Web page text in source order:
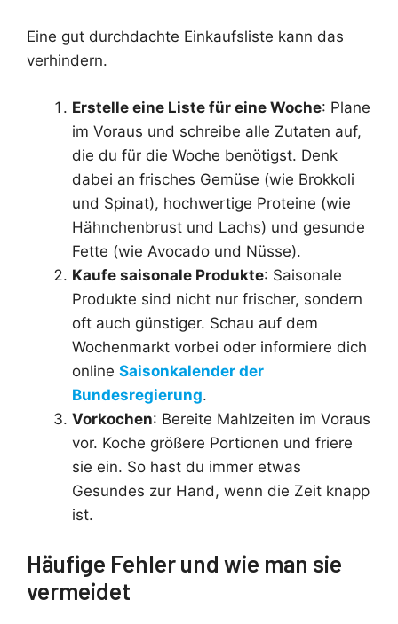
Eine gut durchdachte Einkaufsliste kann das
verhindern.
Erstelle eine Liste für eine Woche: Plane
im Voraus und schreibe alle Zutaten auf,
die du für die Woche benötigst. Denk
dabei an frisches Gemüse (wie Brokkoli
und Spinat), hochwertige Proteine (wie
Hähnchenbrust und Lachs) und gesunde
Fette (wie Avocado und Nüsse).
Kaufe saisonale Produkte: Saisonale
Produkte sind nicht nur frischer, sondern
oft auch günstiger. Schau auf dem
Wochenmarkt vorbei oder informiere dich
online Saisonkalender der
Bundesregierung.
Vorkochen: Bereite Mahlzeiten im Voraus
vor. Koche größere Portionen und friere
sie ein. So hast du immer etwas
Gesundes zur Hand, wenn die Zeit knapp
ist.
Häufige Fehler und wie man sie
vermeidet